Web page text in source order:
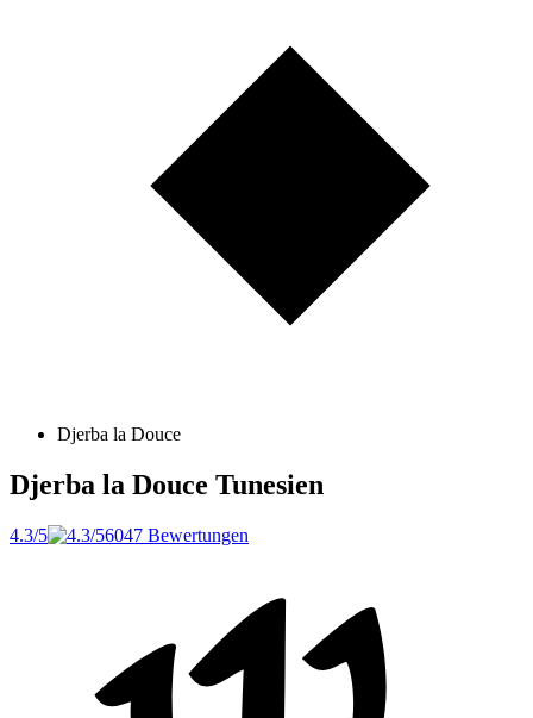
Djerba la Douce
Djerba la Douce Tunesien
4.3/5 6047 Bewertungen